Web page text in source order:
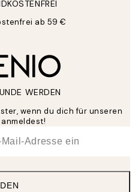
ab 59 €
WERDEN
wenn du dich für unseren